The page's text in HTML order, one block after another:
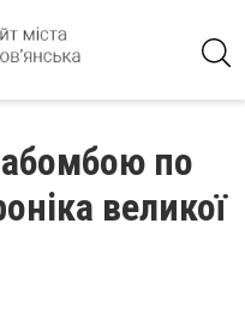
по
великої